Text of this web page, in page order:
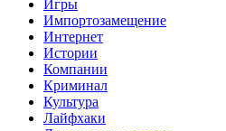
Игры
Импортозамещение
Интернет
Истории
Компании
Криминал
Культура
Лайфхаки